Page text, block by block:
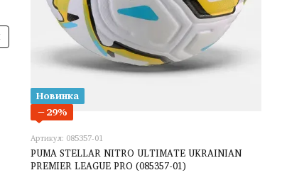
Новинка
−29%
Артикул: 085357-01
PUMA STELLAR NITRO ULTIMATE UKRAINIAN
PREMIER LEAGUE PRO (085357-01)